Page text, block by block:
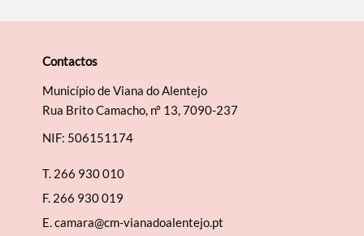
Contactos
Município de Viana do Alentejo
Rua Brito Camacho, nº 13, 7090-237
NIF: 506151174
T. 266 930 010
F. 266 930 019
E.camara@cm-vianadoalentejo.pt